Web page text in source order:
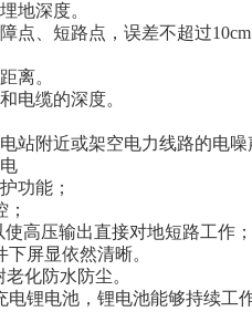
地深度。
点、短路点，误差不超过
离。
电缆的深度。
站附近或架空电力线路的电
功能；
使高压输出直接对地短路工作；
屏显依然清晰。
化防水防尘。
电锂电池，锂电池能够持续工